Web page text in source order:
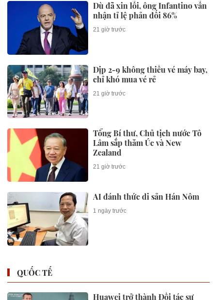
Dù đã xin lỗi, ông Infantino vẫn
nhận tỉ lệ phản đối 86%
21 giờ trước
Dịp 2-9 không thiếu vé máy bay,
chỉ khó mua vé rẻ
21 giờ trước
Tổng Bí thư, Chủ tịch nước Tô
Lâm sắp thăm Úc và New
Zealand
21 giờ trước
AI đánh thức di sản Hán Nôm
1 ngày trước
QUỐC TẾ
Huawei trở thành Đối tác sự